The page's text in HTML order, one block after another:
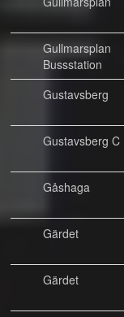
Gullmarsplan
Bussstation
Gustavsberg
Gustavsberg C
Gåshaga
Gärdet
Gärdet